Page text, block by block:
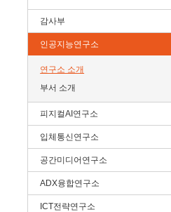
감사부
인공지능연구소
연구소 소개
부서 소개
피지컬AI연구소
입체통신연구소
공간미디어연구소
ADX융합연구소
ICT전략연구소